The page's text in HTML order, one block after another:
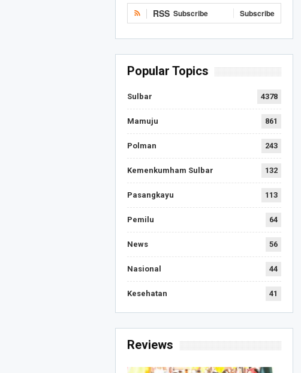
RSS Subscribe Subscribe
Popular Topics
Sulbar 4378
Mamuju 861
Polman 243
Kemenkumham Sulbar 132
Pasangkayu 113
Pemilu 64
News 56
Nasional 44
Kesehatan 41
Reviews